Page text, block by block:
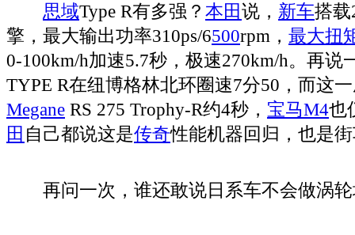
思域Type R有多强？ 本田说， 新车搭载
擎，最大输出功率310ps/6500rpm， 最大扭
0-100km/h加速5.7秒，极速270km/h。再说
TYPE R在纽博格林北环圈速7分50，而这
Megane RS 275 Trophy-R约4秒， 宝马M4也
田 自己都说这是传奇性能机器回归，也是
再问一次，谁还敢说日系车不会做涡轮